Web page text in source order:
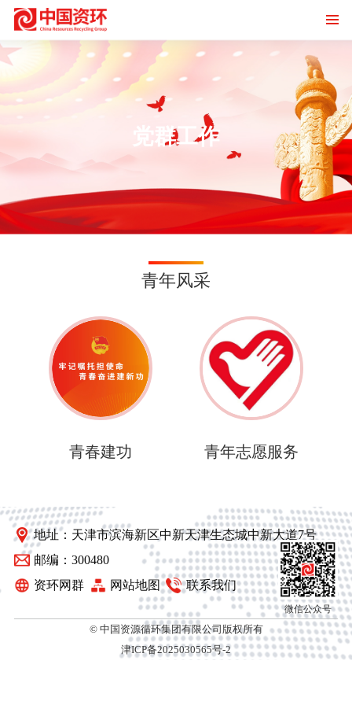
党群工作
青年风采
青春建功 青年志愿服务
地址：天津市滨海新区中新天津生态城中新大道7号
邮编：300480
资环网群
网站地图 联系我们
© 中国资源循环集团有限公司版权所有
津ICP备2025030565号-2
微信公众号